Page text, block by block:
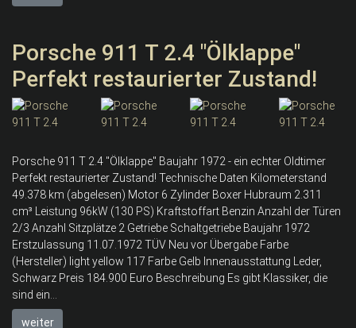
Porsche 911 T 2.4 "Ölklappe"
Perfekt restaurierter Zustand!
Porsche 911 T 2.4 "Ölklappe" Baujahr 1972 - ein echter Oldtimer
Perfekt restaurierter Zustand! Technische Daten Kilometerstand
49.378 km (abgelesen) Motor 6 Zylinder Boxer Hubraum 2.311
cm³ Leistung 96kW (130 PS) Kraftstoffart Benzin Anzahl der Türen
2/3 Anzahl Sitzplätze 2 Getriebe Schaltgetriebe Baujahr 1972
Erstzulassung 11.07.1972 TÜV Neu vor Übergabe Farbe
(Hersteller) light yellow 117 Farbe Gelb Innenausstattung Leder,
Schwarz Preis 184.900 Euro Beschreibung Es gibt Klassiker, die
sind ein...
weiter